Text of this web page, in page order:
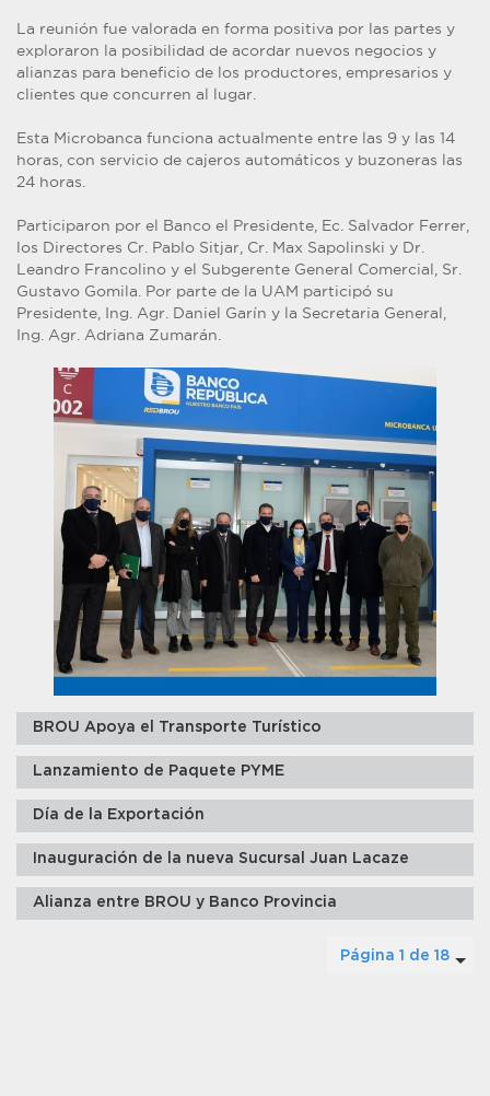
La reunión fue valorada en forma positiva por las partes y
exploraron la posibilidad de acordar nuevos negocios y
alianzas para beneficio de los productores, empresarios y
clientes que concurren al lugar.
Esta Microbanca funciona actualmente entre las 9 y las 14
horas, con servicio de cajeros automáticos y buzoneras las
24 horas.
Participaron por el Banco el Presidente, Ec. Salvador Ferrer,
los Directores Cr. Pablo Sitjar, Cr. Max Sapolinski y Dr.
Leandro Francolino y el Subgerente General Comercial, Sr.
Gustavo Gomila. Por parte de la UAM participó su
Presidente, Ing. Agr. Daniel Garín y la Secretaria General,
Ing. Agr. Adriana Zumarán.
BROU Apoya el Transporte Turístico
Lanzamiento de Paquete PYME
Día de la Exportación
Inauguración de la nueva Sucursal Juan Lacaze
Alianza entre BROU y Banco Provincia
Página 1 de 18